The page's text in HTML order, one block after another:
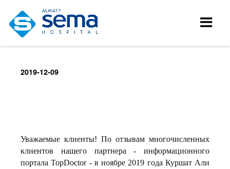
2019-12-09
Уважаемые клиенты! По отзывам многочисленных
клиентов нашего партнера - информационного
портала TopDoctor - в ноябре 2019 года Куршат Али